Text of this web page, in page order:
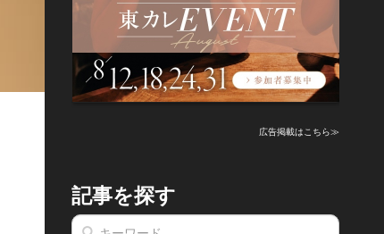
広告掲載はこちら≫
記事を探す